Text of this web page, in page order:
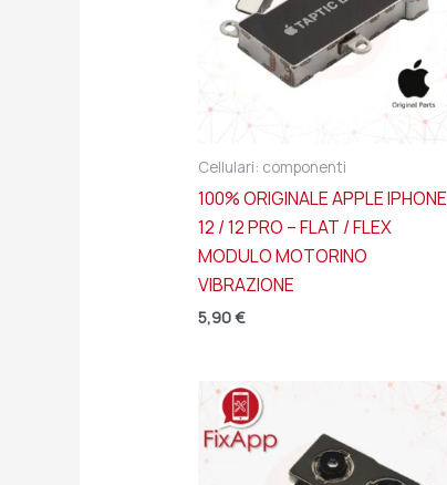
Cellulari: componenti
100% ORIGINALE APPLE IPHONE
12 / 12 PRO – FLAT / FLEX
MODULO MOTORINO
VIBRAZIONE
5,90€